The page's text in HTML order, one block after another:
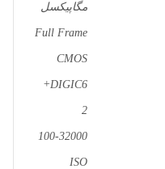
مگاپیکسل
Full Frame
CMOS
DIGIC6+
2
100-32000
ISO